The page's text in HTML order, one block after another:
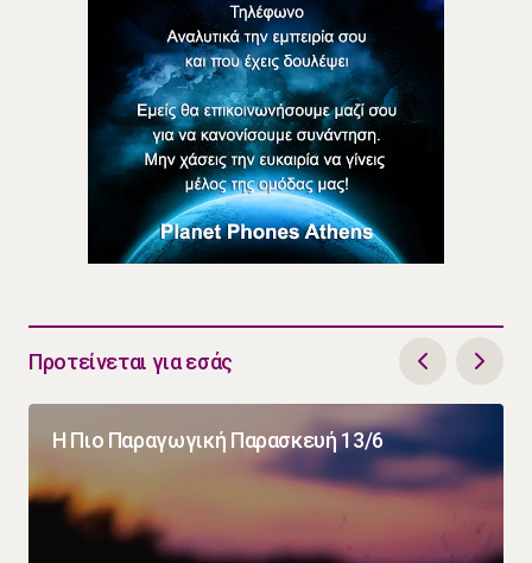
Προτείνεται για εσάς
Η Πιο Παραγωγική Παρασκευή 13/6